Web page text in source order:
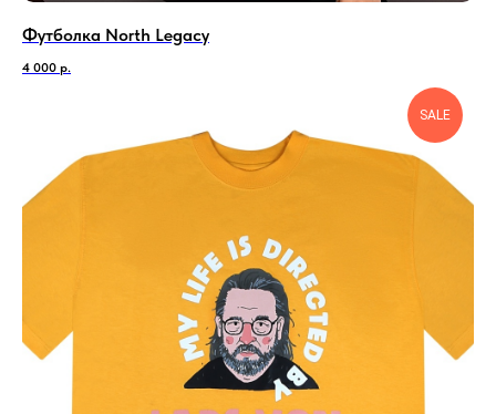
Футболка North Legacy
4 000 р.
SALE